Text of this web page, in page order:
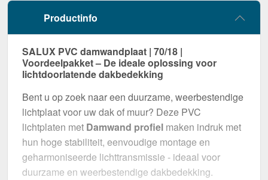
Productinfo
SALUX PVC damwandplaat | 70/18 |
Voordeelpakket – De ideale oplossing voor
lichtdoorlatende dakbedekking
Bent u op zoek naar een duurzame, weerbestendige
lichtplaat voor uw dak of muur? Deze PVC
lichtplaten met Damwand profiel maken indruk met
hun hoge stabiliteit, eenvoudige montage en
geharmoniseerde lichttransmissie - ideaal voor
duurzame en weerbestendige dakbedekking.